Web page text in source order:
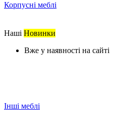
Корпусні меблі
Інші меблі
Наші Новинки
Вже у наявності на сайті